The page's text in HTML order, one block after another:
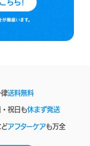
送料無料
祝日も休まず発送
アフターケアも万全